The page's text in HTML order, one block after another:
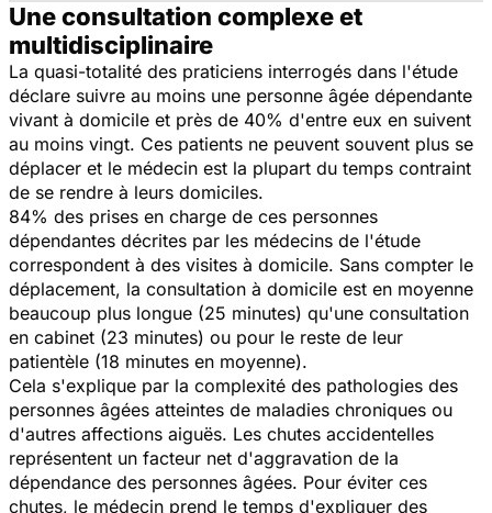
Une consultation complexe et
multidisciplinaire
La quasi-totalité des praticiens interrogés dans l'étude
déclare suivre au moins une personne âgée dépendante
vivant à domicile et près de 40% d'entre eux en suivent
au moins vingt. Ces patients ne peuvent souvent plus se
déplacer et le médecin est la plupart du temps contraint
de se rendre à leurs domiciles.
84% des prises en charge de ces personnes
dépendantes décrites par les médecins de l'étude
correspondent à des visites à domicile. Sans compter le
déplacement, la consultation à domicile est en moyenne
beaucoup plus longue (25 minutes) qu'une consultation
en cabinet (23 minutes) ou pour le reste de leur
patientèle (18 minutes en moyenne).
Cela s'explique par la complexité des pathologies des
personnes âgées atteintes de maladies chroniques ou
d'autres affections aiguës. Les chutes accidentelles
représentent un facteur net d'aggravation de la
dépendance des personnes âgées. Pour éviter ces
chutes, le médecin prend le temps d'expliquer des